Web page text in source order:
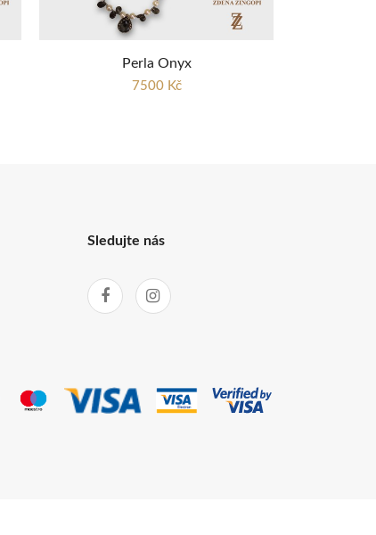
Perla Onyx
7500 Kč
Sledujte nás